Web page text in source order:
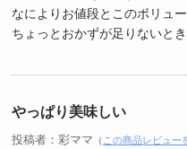
なによりお値段とこのボリュ
ちょっとおかずが足りないと
やっぱり美味しい
投稿者：彩ママ （ この商品レビュー